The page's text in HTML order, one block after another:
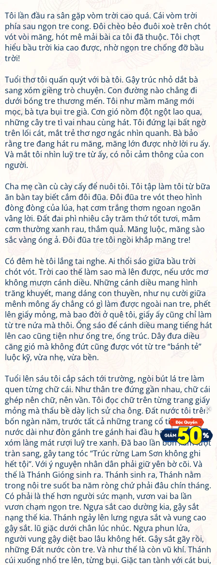
Tôi lần đầu ra sân gặp vòm trời cao quá. Cái vòm trời
phía sau ngọn tre cong. Đôi chèo bẻo đuôi xoè trên chót
vót vòi măng, hót mê mải bài ca tôi đã thuộc. Tôi chợt
hiểu bầu trời kia cao được, nhờ ngọn tre chống đỡ bầu
trời!
Tuổi thơ tôi quấn quýt với bà tôi. Gậy trúc nhỏ dắt bà
sang xóm giềng trò chuyện. Con đường nào chẳng đi
dưới bóng tre thương mến. Tôi như mầm măng mới
mọc, bà tựa bụi tre già. Cơn gió nồm đột ngột lao qua,
những cây tre tì vai nhau cùng hát. Tôi đứng lại bất ngờ
trên lối cát, mắt trẻ thơ ngơ ngác nhìn quanh. Bà bảo
rằng tre đang hát ru măng, măng lớn được nhờ lời ru ấy.
Và mắt tôi nhìn luỹ tre từ ấy, có nỗi cảm thông của con
người.
Cha mẹ cần cù cày cấy để nuôi tôi. Tôi tập làm tôi từ bữa
ăn bàn tay biết cắm đôi đũa. Đôi đũa tre vót theo hình
đòng đòng của lúa, hạt cơm trắng thơm ngoan ngoãn
vâng lời. Đất đai phì nhiêu cây trăm thứ tốt tươi, mâm
cơm thường xanh rau, thắm quả. Măng luộc, măng sào
sắc vàng óng ả. Đôi đũa tre tôi ngồi khắp măng tre!
Có đêm hè tôi lắng tai nghe. Ai thổi sáo giữa bầu trời
chót vót. Trời cao thế làm sao mà lên được, nếu ước mơ
không mượn cánh diều. Những cánh diều mang hình
trăng khuyết, mang dáng con thuyền, như nụ cười giữa
mênh mông ấy chẳng có gì làm được ngoài nan tre, phết
lên giấy mỏng, mà bao đời ở quê tôi, giấy ấy cũng chỉ làm
từ tre nứa mà thôi. Ống sáo để cánh diều mang tiếng hát
lên cao cũng tiện như ống tre, ống trúc. Dây đưa diều
căng gió mà không đứt cũng được vót từ tre “bánh tẻ”
luộc kỹ, vừa nhẹ, vừa bền.
Tuổi lên sáu tôi cắp sách tới trường, ngòi bút lá tre làm
quen từng chữ cái. Như thân tre đứng gần nhau, chữ cái
ghép nên chữ, nên vần. Tôi đọc chữ trên từng trang giấy
mỏng mà thấu bề dày lịch sử cha ông. Đất nước tôi trên
bốn ngàn năm, trước tất cả những trang cổ tích. Đất
nước dài như đòn gánh tre gánh hai đầu hai thúng thóc,
xóm làng mát rượi luỹ tre xanh. Đã bao lần bon xâm lượt
tràn sang, gây tang tóc “Trúc rừng Lam Sơn không ghi
hết tội’’. Với ý nguyện nhân dân phải giữ yên bờ cõi. Và
thế là Thánh Gióng sinh ra. Thánh sinh ra, Thánh nằm
trong nôi tre suốt ba năm ròng chứ phải đâu chín tháng.
Có phải là thế hơn người sức mạnh, vươn vai ba lần
vươn chạm ngọn tre. Ngựa sắt cao dường kia, gậy sắt
nạng thế kia. Thánh ngảy lên lưng ngựa sắt và vung cao
gậy sắt. lũ giặc dưới chân lúc nhúc. Ngựa phun lửa,
người vung gậy diệt bao lâu không hết. Gậy sắt gãy rồi,
những Đất nước còn tre. Và như thế là còn vũ khí. Thánh
cúi xuống nhổ tre lên, từng bụi. Giặc tan tành với cát bui,